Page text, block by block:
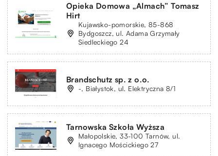
Opieka Domowa „Almach” Tomasz
Hirt
Kujawsko-pomorskie, 85-868
Bydgoszcz, ul. Adama Grzymały
Siedleckiego 24
Brandschutz sp. z o.o.
-, Białystok, ul. Elektryczna 8/1
Tarnowska Szkoła Wyższa
Małopolskie, 33-100 Tarnów, ul.
Ignacego Mościckiego 27